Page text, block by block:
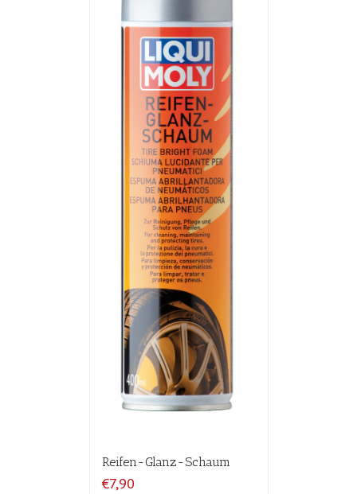
Reifen-Glanz-Schaum
€7,90